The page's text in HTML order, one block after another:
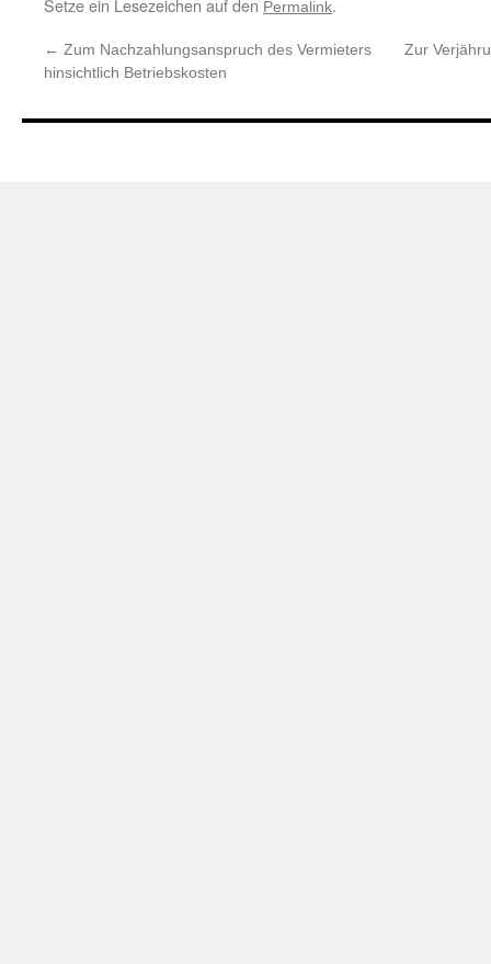
Setze ein Lesezeichen auf den Permalink.
← Zum Nachzahlungsanspruch des Vermieters
hinsichtlich Betriebskosten
Zur